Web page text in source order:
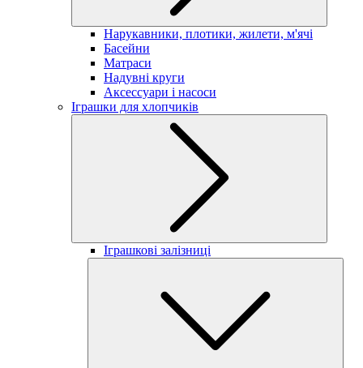
Нарукавники, плотики, жилети, м'ячі
Басейни
Матраси
Надувні круги
Аксессуари і насоси
Іграшки для хлопчиків
Іграшкові залізниці